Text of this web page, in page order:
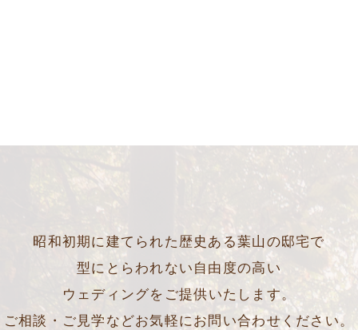
昭和初期に建てられた歴史ある葉山の邸宅で
型にとらわれない自由度の高い
ウェディングをご提供いたします。
ご相談・ご見学などお気軽にお問い合わせください。